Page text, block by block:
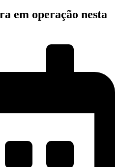
em operação nesta